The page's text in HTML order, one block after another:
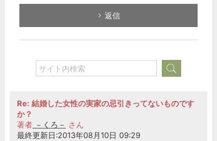
返信
Re: 結婚した女性の実家の忌引きってないものです
か？
著者 －くろ－ さん
最終更新日:2013年08月10日 09:29